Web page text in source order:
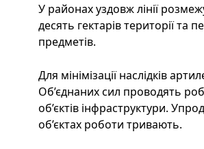
У районах уздовж лінії
десять гектарів території
предметів.
Для мінімізації наслідків
Об’єднаних сил проводять
об’єктів інфраструктури.
об’єктах роботи тривають.